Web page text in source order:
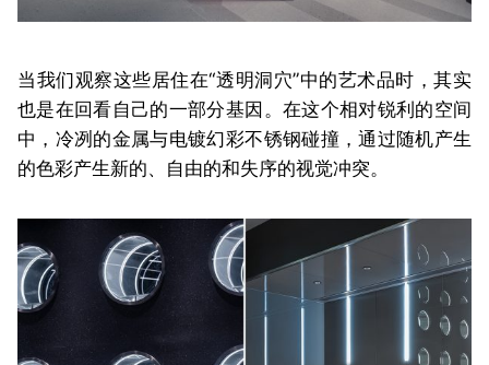
当我们观察这些居住在“透明洞穴”中的艺术品时，其实
也是在回看自己的一部分基因。 在这个相对锐利的空间
中，冷冽的金属与电镀幻彩不锈钢碰撞，通过随机产生
的色彩产生新的、自由的和失序的视觉冲突。